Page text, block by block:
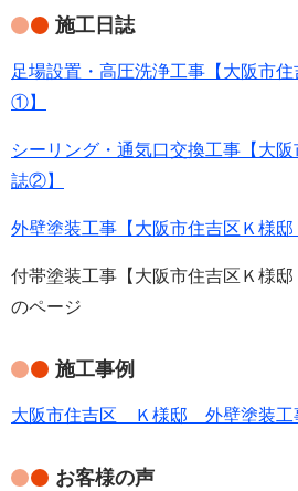
施工日誌
足場設置・高圧洗浄工事【大阪市
①】
シーリング・通気口交換工事【大
誌②】
外壁塗装工事【大阪市住吉区Ｋ様邸
付帯塗装工事【大阪市住吉区Ｋ
のページ
施工事例
大阪市住吉区 Ｋ様邸 外壁塗装工
お客様の声